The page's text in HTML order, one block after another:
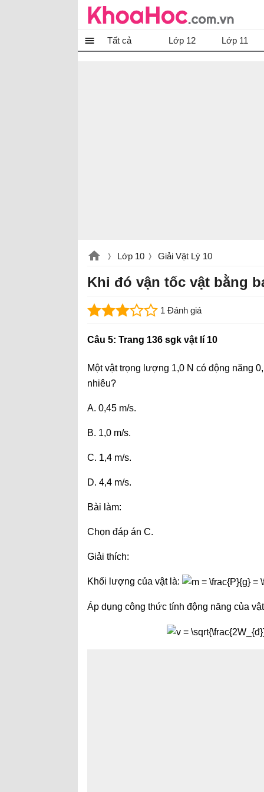
Tất cả Lớp 12 Lớp 11
Lớp 10 Giải Vật Lý 10
Khi đó vận tốc vật bằng
1 Đánh giá
Câu 5: Trang 136 sgk vật lí 10
Một vật trọng lượng 1,0 N có động năng
nhiêu?
A. 0,45 m/s.
B. 1,0 m/s.
C. 1,4 m/s.
D. 4,4 m/s.
Bài làm:
Chọn đáp án C.
Giải thích:
Khối lượng của vật là:
Áp dụng công thức tính động năng của